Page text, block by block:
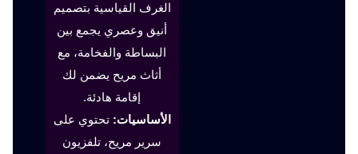
الغرف القياسية بتصميم
أنيق وعصري يجمع بين
البساطة والفخامة، مع
أثاث مريح يضمن لك
إقامة هادئة.
الأساسيات: تحتوي على
سرير مريح، تلفزيون